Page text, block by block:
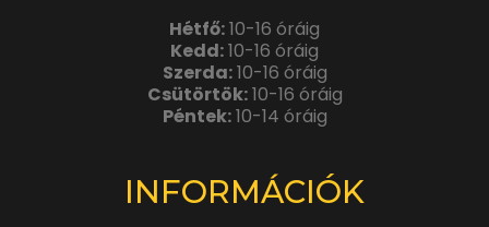
Hétfő:10-16 óráig
Kedd:10-16 óráig
Szerda:10-16 óráig
Csütörtök:10-16 óráig
Péntek:10-14 óráig
INFORMÁCIÓK